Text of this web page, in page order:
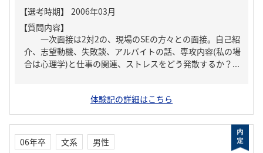
【質問内容】
一次面接は2対2の、現場のSEの方々との面接。自己紹
介、志望動機、失敗談、アルバイトの話、専攻内容(私の場
合は心理学)と仕事の関連、ストレスをどう発散するか？...
体験記の詳細はこちら
06年卒 文系
男性